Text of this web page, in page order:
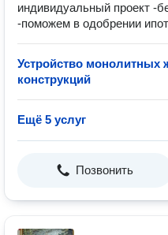
индивидуальный проект -
-поможем в одобрении
Устройство монолитных
конструкций
Ещё 5 услуг
Позвонить